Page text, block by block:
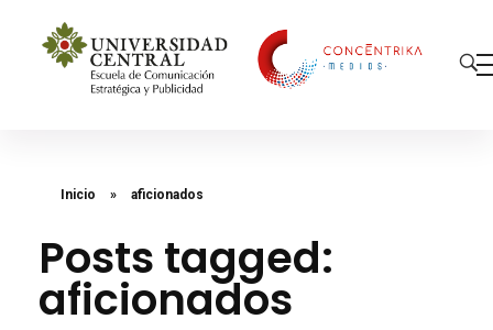
Inicio » aficionados
Posts tagged:
aficionados